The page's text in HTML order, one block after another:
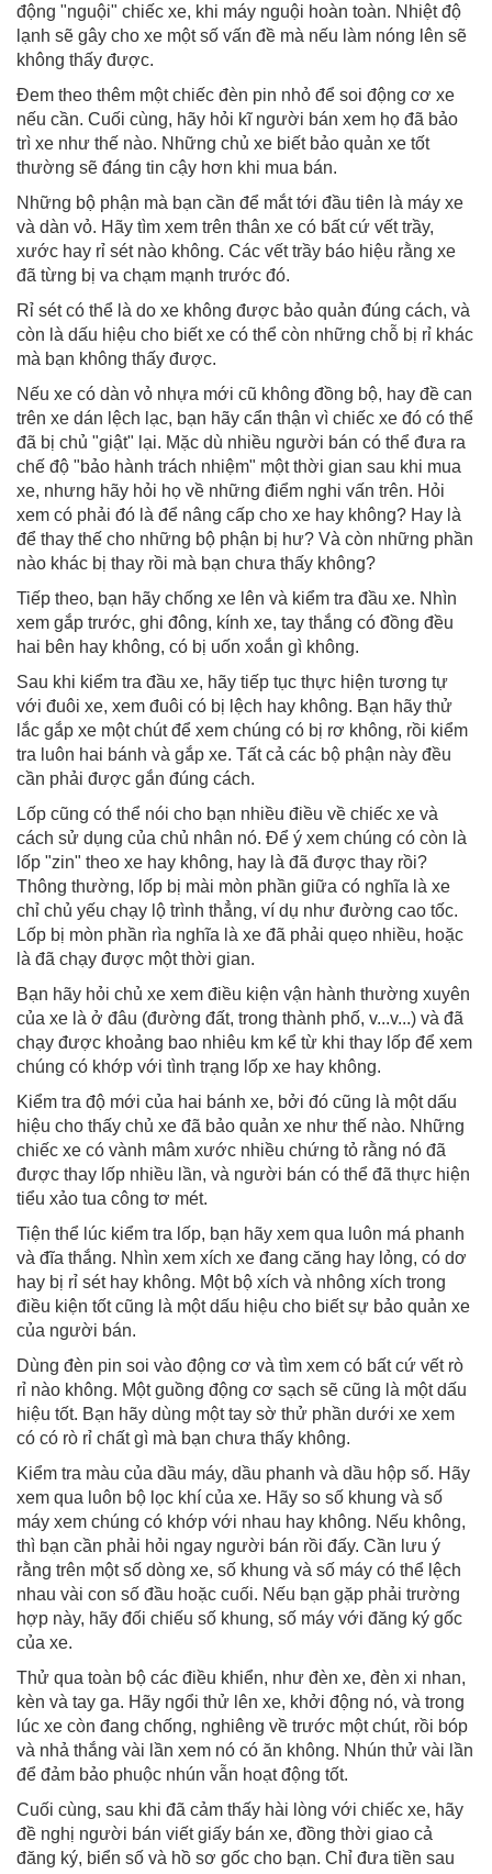
động "nguội" chiếc xe, khi máy nguội hoàn toàn. Nhiệt độ
lạnh sẽ gây cho xe một số vấn đề mà nếu làm nóng lên sẽ
không thấy được.
Đem theo thêm một chiếc đèn pin nhỏ để soi động cơ xe
nếu cần. Cuối cùng, hãy hỏi kĩ người bán xem họ đã bảo
trì xe như thế nào. Những chủ xe biết bảo quản xe tốt
thường sẽ đáng tin cậy hơn khi mua bán.
Những bộ phận mà bạn cần để mắt tới đầu tiên là máy xe
và dàn vỏ. Hãy tìm xem trên thân xe có bất cứ vết trầy,
xước hay rỉ sét nào không. Các vết trầy báo hiệu rằng xe
đã từng bị va chạm mạnh trước đó.
Rỉ sét có thể là do xe không được bảo quản đúng cách, và
còn là dấu hiệu cho biết xe có thể còn những chỗ bị rỉ khác
mà bạn không thấy được.
Nếu xe có dàn vỏ nhựa mới cũ không đồng bộ, hay đề can
trên xe dán lệch lạc, bạn hãy cẩn thận vì chiếc xe đó có thể
đã bị chủ "giật" lại. Mặc dù nhiều người bán có thể đưa ra
chế độ "bảo hành trách nhiệm" một thời gian sau khi mua
xe, nhưng hãy hỏi họ về những điểm nghi vấn trên. Hỏi
xem có phải đó là để nâng cấp cho xe hay không? Hay là
để thay thế cho những bộ phận bị hư? Và còn những phần
nào khác bị thay rồi mà bạn chưa thấy không?
Tiếp theo, bạn hãy chống xe lên và kiểm tra đầu xe. Nhìn
xem gắp trước, ghi đông, kính xe, tay thắng có đồng đều
hai bên hay không, có bị uốn xoắn gì không.
Sau khi kiểm tra đầu xe, hãy tiếp tục thực hiện tương tự
với đuôi xe, xem đuôi có bị lệch hay không. Bạn hãy thử
lắc gắp xe một chút để xem chúng có bị rơ không, rồi kiểm
tra luôn hai bánh và gắp xe. Tất cả các bộ phận này đều
cần phải được gắn đúng cách.
Lốp cũng có thể nói cho bạn nhiều điều về chiếc xe và
cách sử dụng của chủ nhân nó. Để ý xem chúng có còn là
lốp "zin" theo xe hay không, hay là đã được thay rồi?
Thông thường, lốp bị mài mòn phần giữa có nghĩa là xe
chỉ chủ yếu chạy lộ trình thẳng, ví dụ như đường cao tốc.
Lốp bị mòn phần rìa nghĩa là xe đã phải quẹo nhiều, hoặc
là đã chạy được một thời gian.
Bạn hãy hỏi chủ xe xem điều kiện vận hành thường xuyên
của xe là ở đâu (đường đất, trong thành phố, v...v...) và đã
chạy được khoảng bao nhiêu km kể từ khi thay lốp để xem
chúng có khớp với tình trạng lốp xe hay không.
Kiểm tra độ mới của hai bánh xe, bởi đó cũng là một dấu
hiệu cho thấy chủ xe đã bảo quản xe như thế nào. Những
chiếc xe có vành mâm xước nhiều chứng tỏ rằng nó đã
được thay lốp nhiều lần, và người bán có thể đã thực hiện
tiểu xảo tua công tơ mét.
Tiện thể lúc kiểm tra lốp, bạn hãy xem qua luôn má phanh
và đĩa thắng. Nhìn xem xích xe đang căng hay lỏng, có dơ
hay bị rỉ sét hay không. Một bộ xích và nhông xích trong
điều kiện tốt cũng là một dấu hiệu cho biết sự bảo quản xe
của người bán.
Dùng đèn pin soi vào động cơ và tìm xem có bất cứ vết rò
rỉ nào không. Một guồng động cơ sạch sẽ cũng là một dấu
hiệu tốt. Bạn hãy dùng một tay sờ thử phần dưới xe xem
có có rò rỉ chất gì mà bạn chưa thấy không.
Kiểm tra màu của dầu máy, dầu phanh và dầu hộp số. Hãy
xem qua luôn bộ lọc khí của xe. Hãy so số khung và số
máy xem chúng có khớp với nhau hay không. Nếu không,
thì bạn cần phải hỏi ngay người bán rồi đấy. Cần lưu ý
rằng trên một số dòng xe, số khung và số máy có thể lệch
nhau vài con số đầu hoặc cuối. Nếu bạn gặp phải trường
hợp này, hãy đối chiếu số khung, số máy với đăng ký gốc
của xe.
Thử qua toàn bộ các điều khiển, như đèn xe, đèn xi nhan,
kèn và tay ga. Hãy ngổi thử lên xe, khởi động nó, và trong
lúc xe còn đang chống, nghiêng về trước một chút, rồi bóp
và nhả thắng vài lần xem nó có ăn không. Nhún thử vài lần
để đảm bảo phuộc nhún vẫn hoạt động tốt.
Cuối cùng, sau khi đã cảm thấy hài lòng với chiếc xe, hãy
đề nghị người bán viết giấy bán xe, đồng thời giao cả
đăng ký, biển số và hồ sơ gốc cho bạn. Chỉ đưa tiền sau